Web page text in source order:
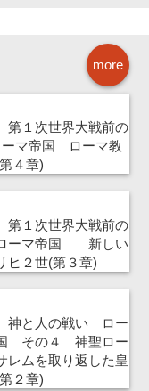
more
１次世界大戦前の
マ帝国 ローマ教
４章)
１次世界大戦前の
ーマ帝国 新しい
２世(第３章)
神と人の戦い ロー
その４ 神聖ロー
ムを取り返した皇
２章)